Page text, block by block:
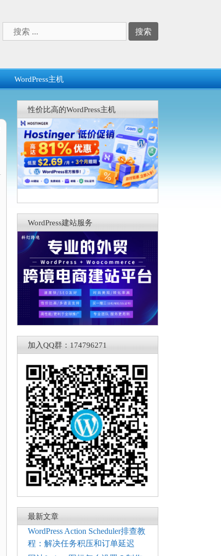
索：
WordPress主机
性价比高的WordPress主机
WordPress建站服务
加入QQ群：174796271
最新文章
WordPress Action Scheduler排查教
程：解决任务积压和订单延迟